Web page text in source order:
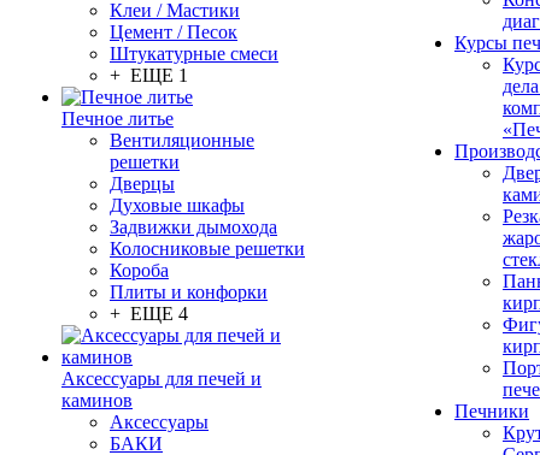
Клеи / Мастики
Цемент / Песок
Штукатурные смеси
+ ЕЩЕ 1
Печное литье
Вентиляционные
решетки
Дверцы
Духовые шкафы
Задвижки дымохода
Колосниковые решетки
Короба
Плиты и конфорки
+ ЕЩЕ 4
Аксессуары для печей и
каминов
Аксессуары
БАКИ
Курсы
Печники